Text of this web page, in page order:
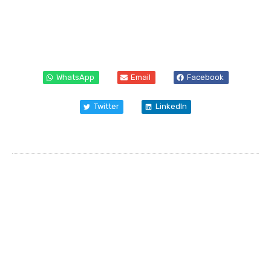
WhatsApp Email Facebook
Twitter LinkedIn